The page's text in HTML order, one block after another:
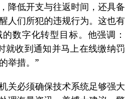
降低开支与往返时间，还具备
人们所犯的违规行为。这也有
数字化转型目标。他强调：
就收到通知并马上在线缴纳罚
举措。”
关必须确保技术系统足够强大